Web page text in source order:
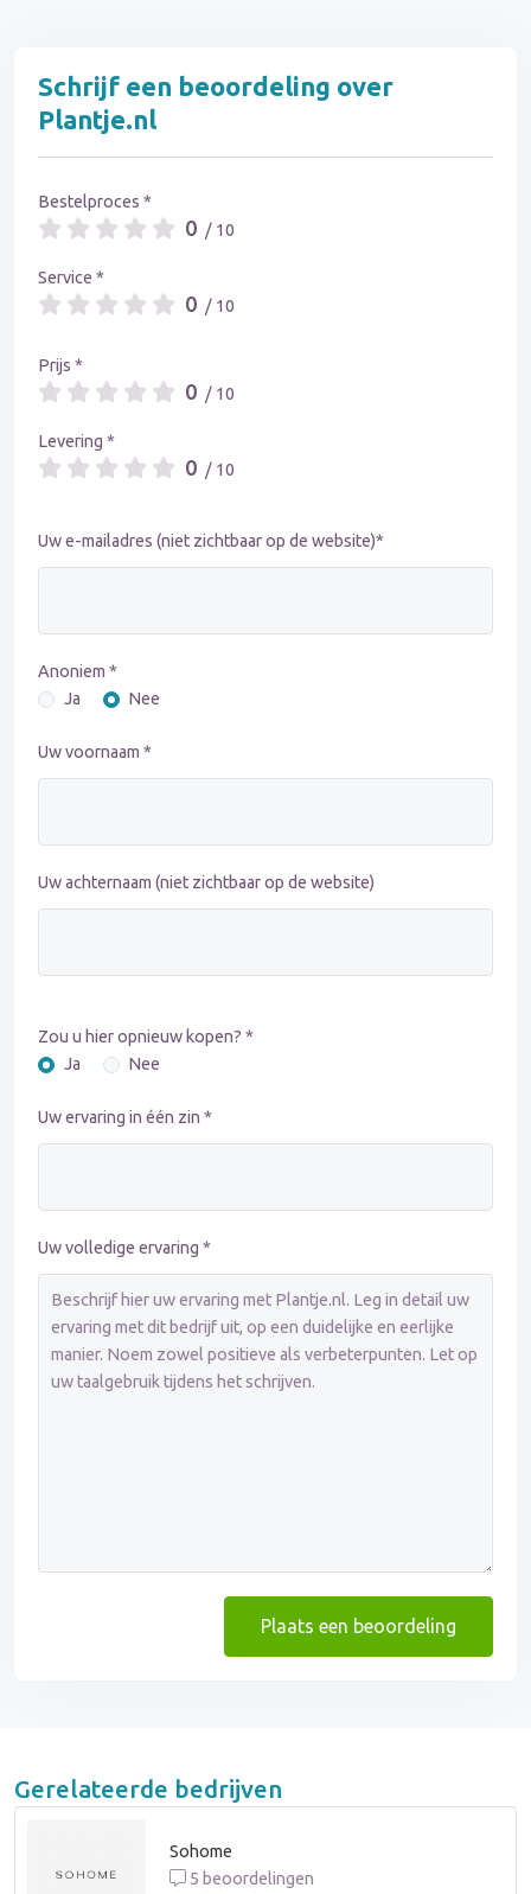
Schrijf een beoordeling over
Plantje.nl
Bestelproces *
0 / 10
Service *
0 / 10
Prijs *
0 / 10
Levering *
0 / 10
Uw e-mailadres (niet zichtbaar op de website)*
Anoniem *
Ja
Nee
Uw voornaam *
Uw achternaam (niet zichtbaar op de website)
Zou u hier opnieuw kopen? *
Ja
Nee
Uw ervaring in één zin *
Uw volledige ervaring *
Plaats een beoordeling
Gerelateerde bedrijven
Sohome
5 beoordelingen